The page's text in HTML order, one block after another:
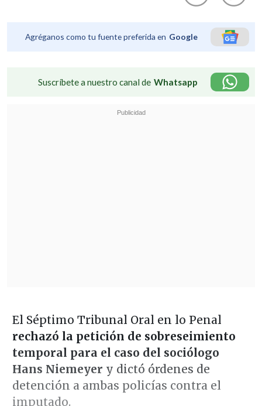
Agréganos como tu fuente preferida en Google
Suscríbete a nuestro canal de Whatsapp
El Séptimo Tribunal Oral en lo Penal
rechazó la petición de sobreseimiento
temporal para el caso del sociólogo
Hans Niemeyer y dictó órdenes de
detención a ambas policías contra el
imputado.